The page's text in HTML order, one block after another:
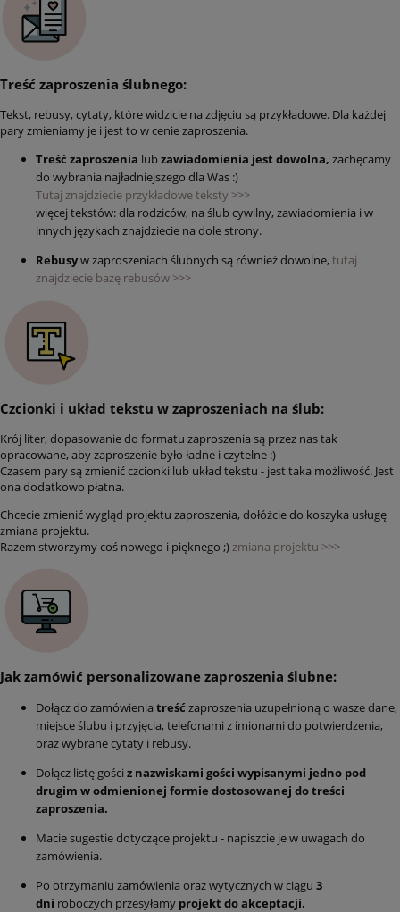
Treść zaproszenia ślubnego:
Tekst, rebusy, cytaty, które widzicie na zdjęciu są przykładowe. Dla każdej
pary zmieniamy je i jest to w cenie zaproszenia.
Treść zaproszenia lubzawiadomienia jest dowolna, zachęcamy
do wybrania najładniejszego dla Was :)
Tutaj znajdziecie przykładowe teksty >>>
więcej tekstów: dla rodziców, na ślub cywilny, zawiadomienia i w
innych językach znajdziecie na dole strony.
Rebusyw zaproszeniach ślubnych są również dowolne, tutaj
znajdziecie bazę rebusów >>>
Czcionki i układ tekstu w zaproszeniach na ślub:
Krój liter, dopasowanie do formatu zaproszenia są przez nas tak
opracowane, aby zaproszenie było ładne i czytelne :)
Czasem pary są zmienić czcionki lub układ tekstu - jest taka możliwość. Jest
ona dodatkowo płatna.
Chcecie zmienić wygląd projektu zaproszenia, dołóżcie do koszyka usługę
zmiana projektu.
Razem stworzymy coś nowego i pięknego ;)zmiana projektu >>>
Jak zamówić personalizowane zaproszenia ślubne:
Dołącz do zamówienia treść zaproszenia uzupełnioną o wasze dane,
miejsce ślubu i przyjęcia, telefonami z imionami do potwierdzenia,
oraz wybrane cytaty i rebusy.
Dołącz listę gości z nazwiskami gości wypisanymi jedno pod
drugim w odmienionej formie dostosowanej do treści
zaproszenia.
Macie sugestie dotyczące projektu - napiszcie je w uwagach do
zamówienia.
Po otrzymaniu zamówienia oraz wytycznych w ciągu 3
dni roboczych przesyłamy projekt do akceptacji.